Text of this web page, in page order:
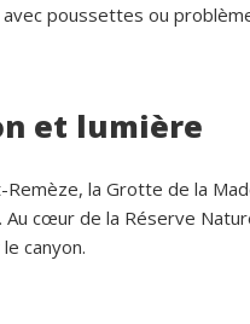
poussettes ou
et lumière
Remèze, la Grotte de la
cœur de la Réserve
canyon.